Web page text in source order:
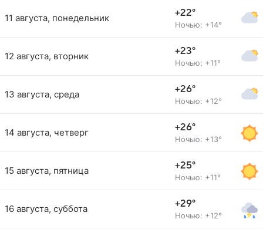
11 августа, понедельник +22°
Ночью: +14°
12 августа, вторник +23°
Ночью: +11°
13 августа, среда +26°
Ночью: +12°
14 августа, четверг +26°
Ночью: +13°
15 августа, пятница +25°
Ночью: +11°
16 августа, суббота +29°
Ночью: +12°